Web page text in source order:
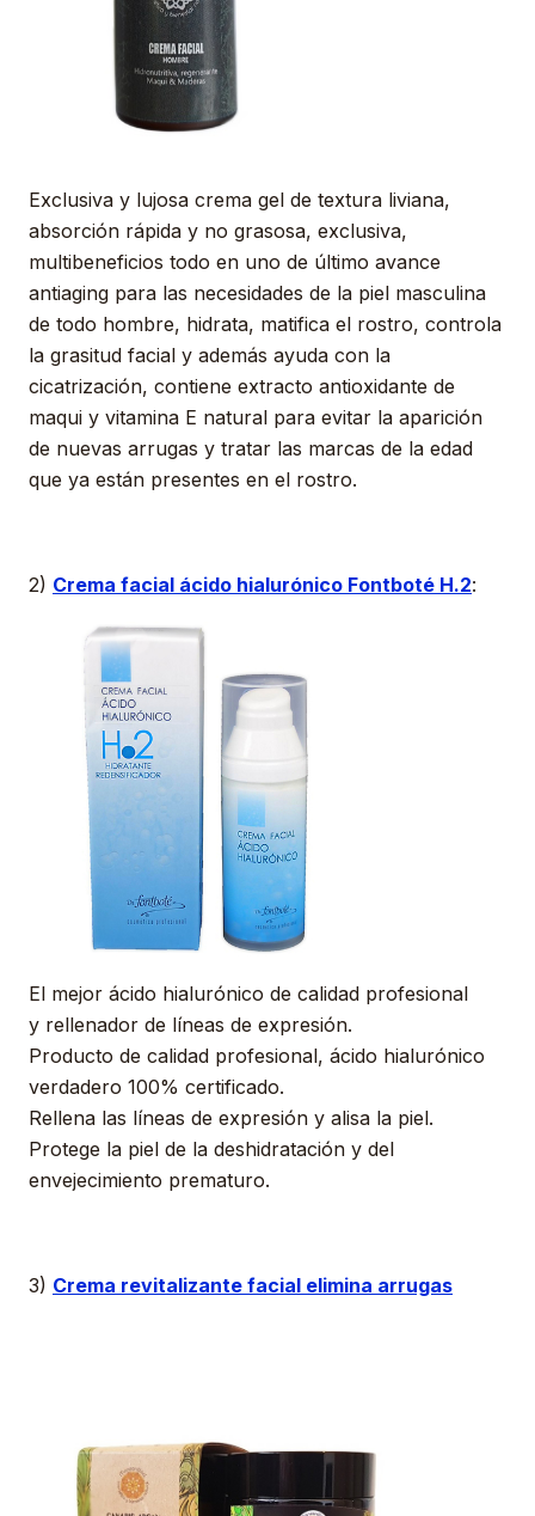
Exclusiva y lujosa crema gel de textura liviana,
absorción rápida y no grasosa, exclusiva,
multibeneficios todo en uno de último avance
antiaging para las necesidades de la piel masculina
de todo hombre, hidrata, matifica el rostro, controla
la grasitud facial y además ayuda con la
cicatrización, contiene extracto antioxidante de
maqui y vitamina E natural para evitar la aparición
de nuevas arrugas y tratar las marcas de la edad
que ya están presentes en el rostro.
2) Crema facial ácido hialurónico Fontboté H.2:
El mejor ácido hialurónico de calidad profesional
y rellenador de líneas de expresión.
Producto de calidad profesional, ácido hialurónico
verdadero 100% certificado.
Rellena las líneas de expresión y alisa la piel.
Protege la piel de la deshidratación y del
envejecimiento prematuro.
3) Crema revitalizante facial elimina arrugas